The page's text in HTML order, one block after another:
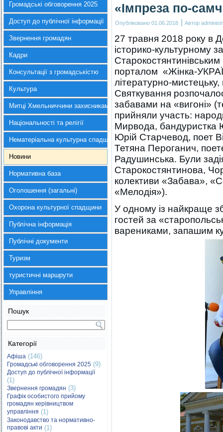
Громадські обговорення 2025
Доступ до публічної інформації
Звернення громадян
Кадри
Консультації з громадськістю
Культура
Митці Хмельниччини захисникам України
Національності та релігії
Нематеріальна культурна спадщина
Новини
Нормативна база
Оголошення (загальні)
Охорона культурної спадщини
Публічна інформація
Публічні документи
Туризм
туристичні маршрути
Управління
Пошук
Категорії
Афіша (146)
Громадські обговорення 2025 (9)
Доступ до публічної інформації
(1)
Звернення громадян (3)
Графік особистого прийому
громадян керівництвом
управління (1)
Законодавство та нормативно-
правові акти (1)
«Імпреза по-
Опубліковано 01.06.2018 | Автор
27 травня 2018 року в
історико-культурному
порталом «Жінка-
літературно-мистецьку,
Святкування
забавами на «вигоні»
прийняли участь:
Мирвода, бандуристка
Юрій Старчевод, поет
Тетяна Пероганич,
Радушинська. Були
Старокостянтинова,
колективи «Забава»,
«Мелодія»).
У одному із найкраще
гостей за
варениками, запашим